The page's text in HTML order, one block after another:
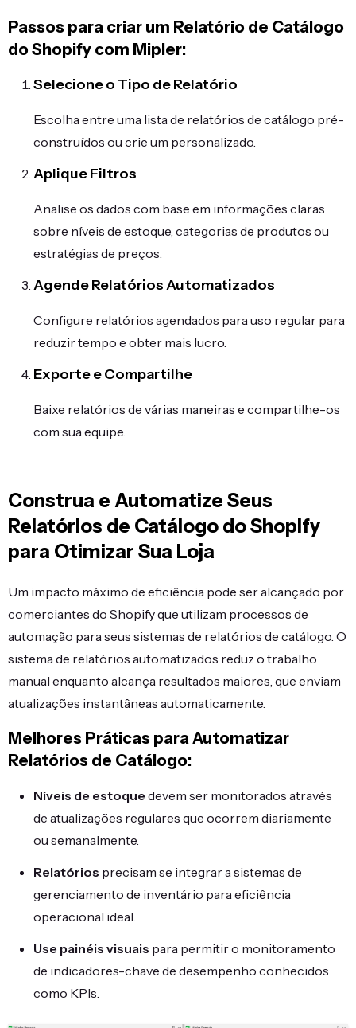
Passos para criar um Relatório de Catálogo
do Shopify com Mipler:
Selecione o Tipo de Relatório
Escolha entre uma lista de relatórios de catálogo pré-
construídos ou crie um personalizado.
Aplique Filtros
Analise os dados com base em informações claras
sobre níveis de estoque, categorias de produtos ou
estratégias de preços.
Agende Relatórios Automatizados
Configure relatórios agendados para uso regular para
reduzir tempo e obter mais lucro.
Exporte e Compartilhe
Baixe relatórios de várias maneiras e compartilhe-os
com sua equipe.
Construa e Automatize Seus
Relatórios de Catálogo do Shopify
para Otimizar Sua Loja
Um impacto máximo de eficiência pode ser alcançado por
comerciantes do Shopify que utilizam processos de
automação para seus sistemas de relatórios de catálogo. O
sistema de relatórios automatizados reduz o trabalho
manual enquanto alcança resultados maiores, que enviam
atualizações instantâneas automaticamente.
Melhores Práticas para Automatizar
Relatórios de Catálogo:
Níveis de estoque devem ser monitorados através
de atualizações regulares que ocorrem diariamente
ou semanalmente.
Relatórios precisam se integrar a sistemas de
gerenciamento de inventário para eficiência
operacional ideal.
Use painéis visuais para permitir o monitoramento
de indicadores-chave de desempenho conhecidos
como KPIs.